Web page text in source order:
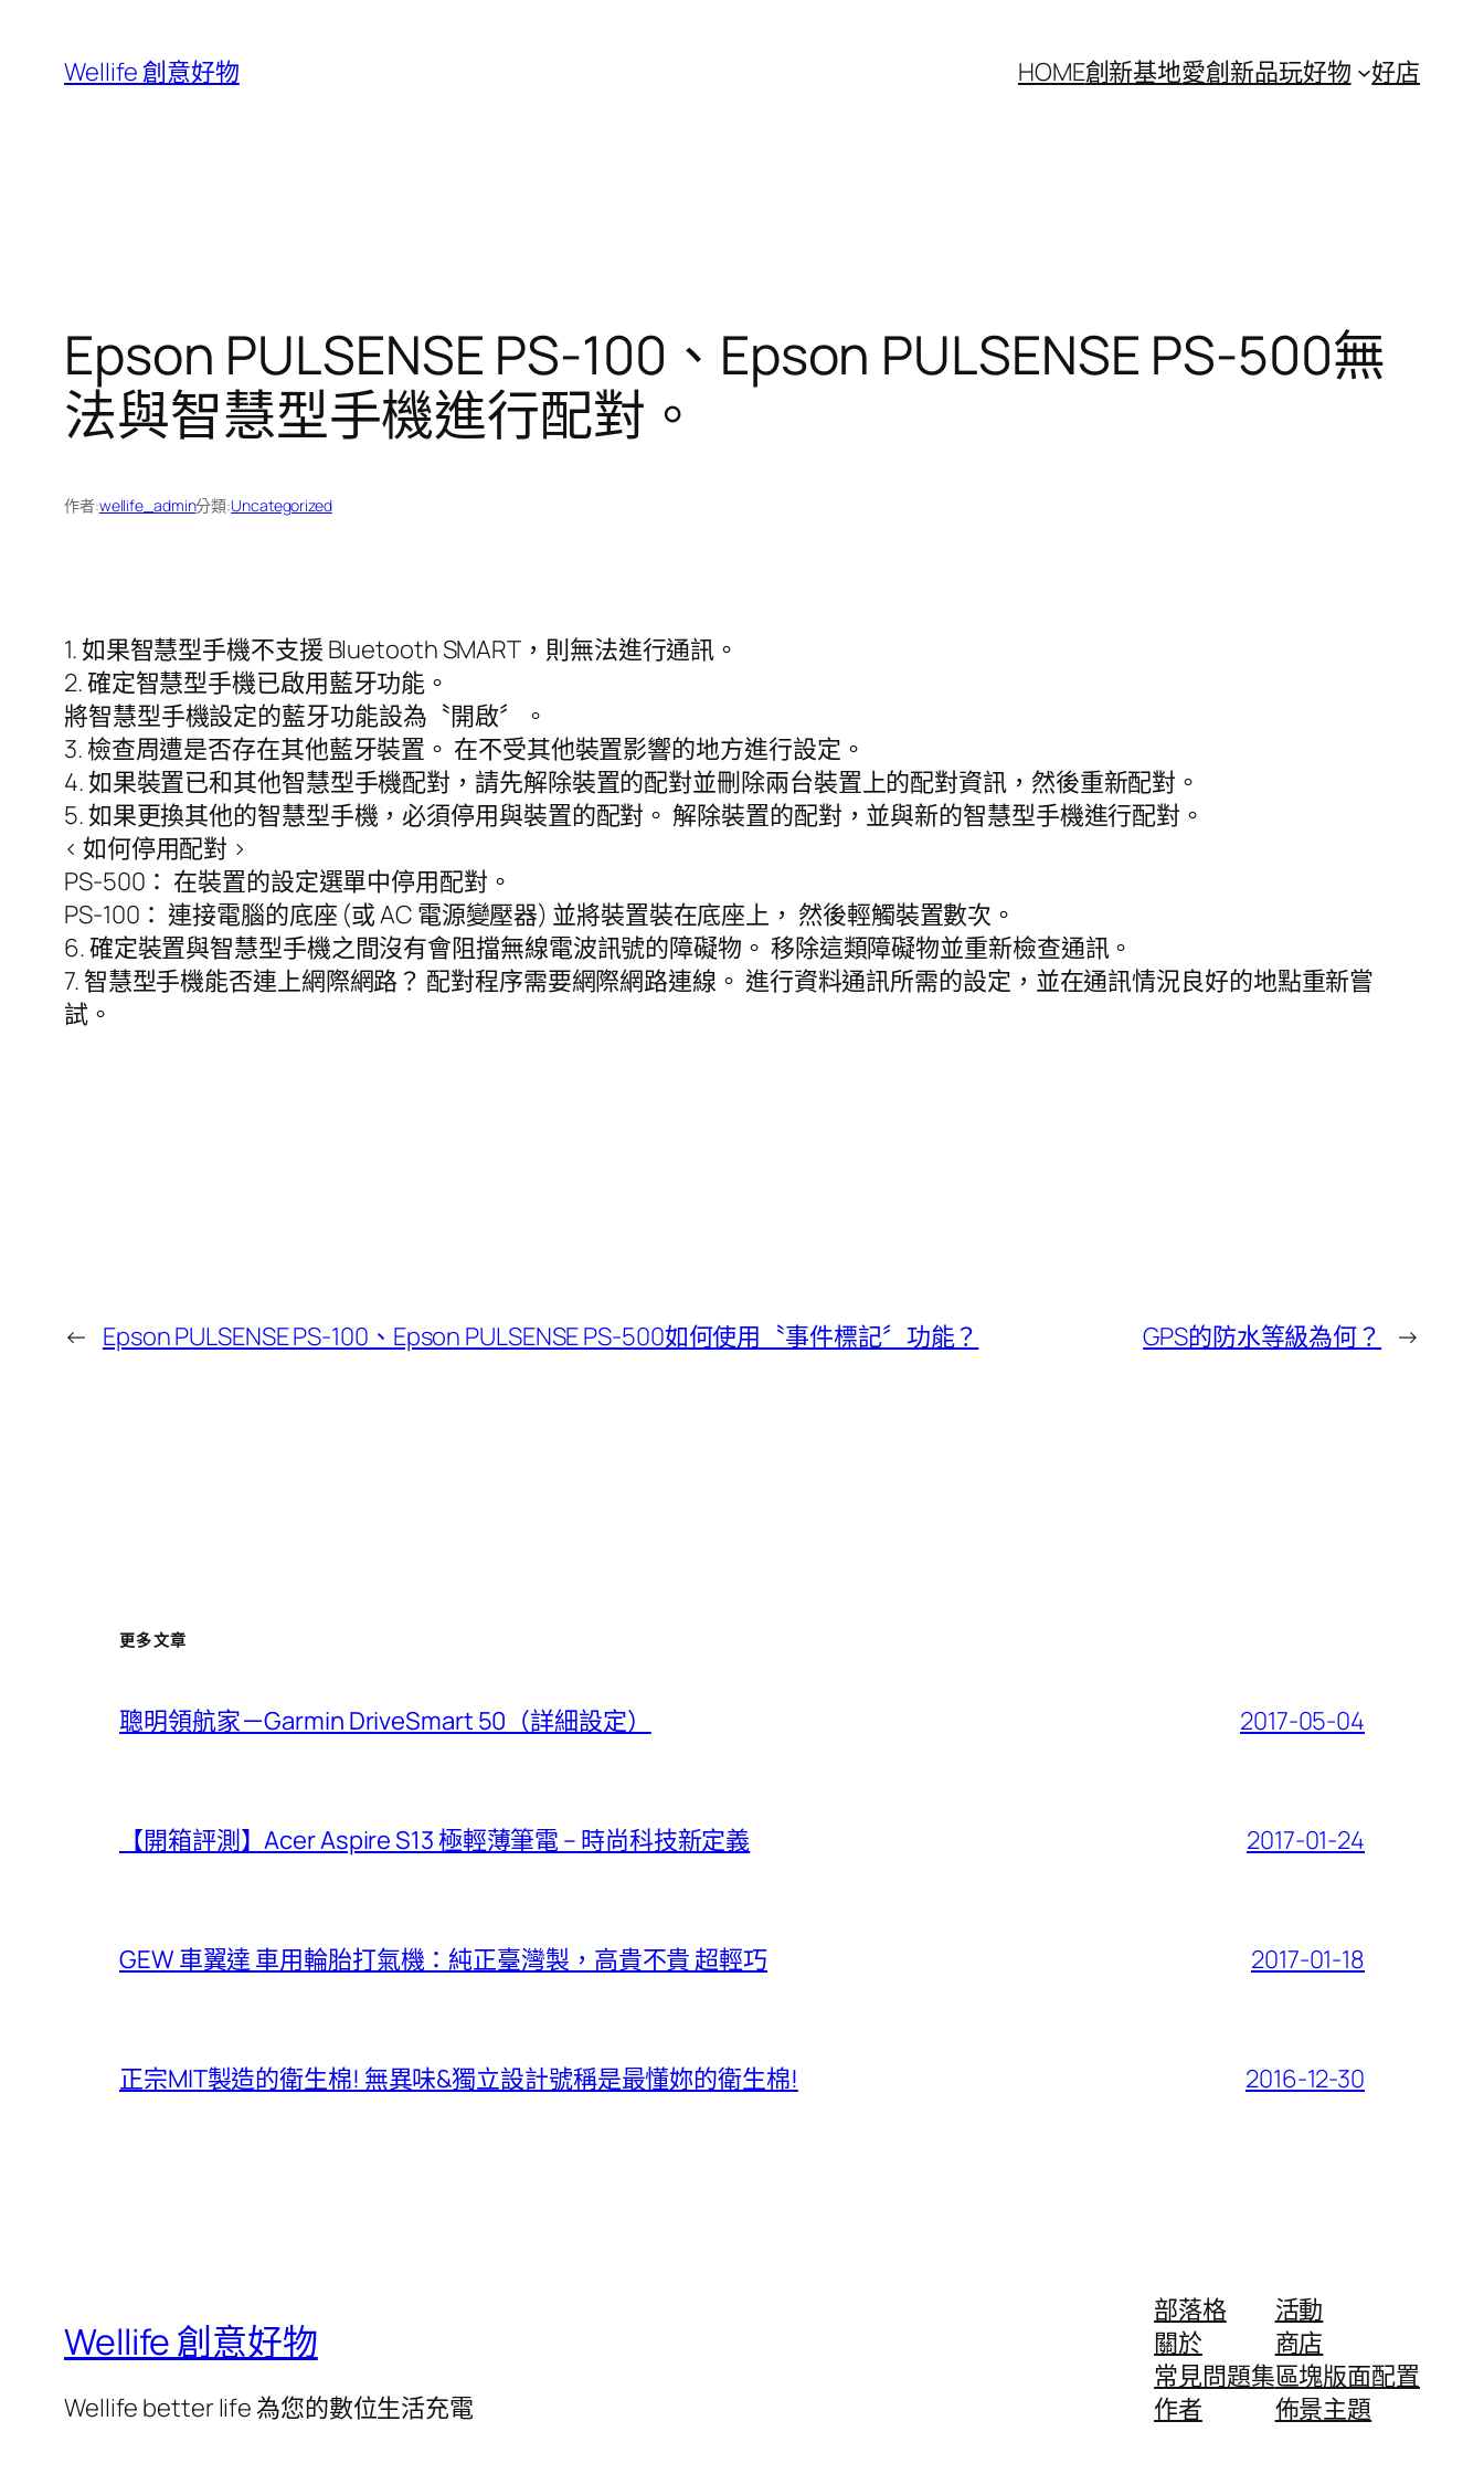
Wellife 創意好物 HOME創新基地愛創新品玩好物 好店
Epson PULSENSE PS-100、Epson PULSENSE PS-500無
法與智慧型手機進行配對。
作者:wellife_admin分類:Uncategorized
1. 如果智慧型手機不支援 Bluetooth SMART，則無法進行通訊。
2. 確定智慧型手機已啟用藍牙功能。
將智慧型手機設定的藍牙功能設為〝開啟〞。
3. 檢查周遭是否存在其他藍牙裝置。 在不受其他裝置影響的地方進行設定。
4. 如果裝置已和其他智慧型手機配對，請先解除裝置的配對並刪除兩台裝置上的配對資訊，然後重新配對。
5. 如果更換其他的智慧型手機，必須停用與裝置的配對。 解除裝置的配對，並與新的智慧型手機進行配對。
< 如何停用配對 >
PS-500： 在裝置的設定選單中停用配對。
PS-100： 連接電腦的底座 (或 AC 電源變壓器) 並將裝置裝在底座上， 然後輕觸裝置數次。
6. 確定裝置與智慧型手機之間沒有會阻擋無線電波訊號的障礙物。 移除這類障礙物並重新檢查通訊。
7. 智慧型手機能否連上網際網路？ 配對程序需要網際網路連線。 進行資料通訊所需的設定，並在通訊情況良好的地點重新嘗
試。
← Epson PULSENSE PS-100、Epson PULSENSE PS-500如何使用〝事件標記〞功能？ GPS的防水等級為何？ →
更多文章
聰明領航家－Garmin DriveSmart 50（詳細設定） 2017-05-04
【開箱評測】Acer Aspire S13 極輕薄筆電 – 時尚科技新定義 2017-01-24
GEW 車翼達 車用輪胎打氣機：純正臺灣製，高貴不貴 超輕巧 2017-01-18
正宗MIT製造的衛生棉! 無異味&獨立設計號稱是最懂妳的衛生棉! 2016-12-30
Wellife 創意好物
Wellife better life 為您的數位生活充電
部落格
關於
常見問題集
作者
活動
商店
區塊版面配置
佈景主題